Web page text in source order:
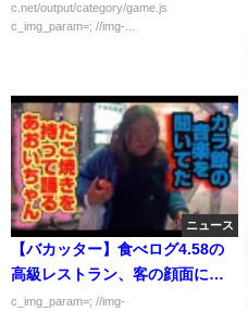
c.net/output/category/game.js
c_img_param=; //img-...
ニュース
【バカッター】食べログ4.58の
高級レストラン、客の顔面にモ
ンブランをぶっかけ
c_img_param=; //img-